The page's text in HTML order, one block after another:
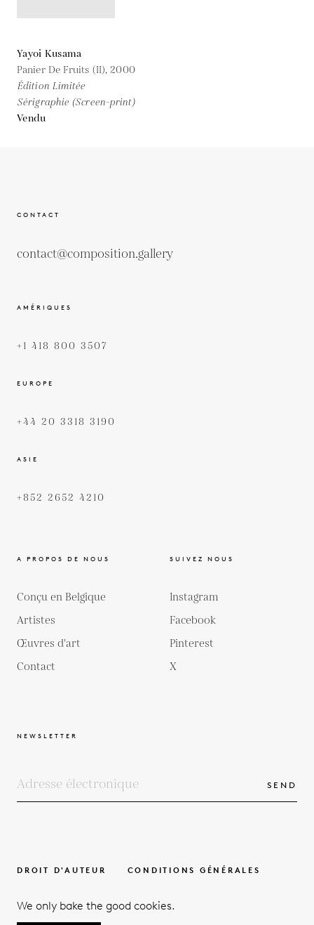
Yayoi Kusama
Panier De Fruits (II),2000
Édition Limitée
Sérigraphie (Screen-print)
Vendu
CONTACT
contact@composition.gallery
AMÉRIQUES
+1 418 800 3507
EUROPE
+44 20 3318 3190
ASIE
+852 2652 4210
A PROPOS DE NOUS
Conçu en Belgique
Artistes
Œuvres d'art
Contact
SUIVEZ NOUS
Instagram
Facebook
Pinterest
X
NEWSLETTER
SEND
DROIT D'AUTEUR CONDITIONS GÉNÉRALES
We only bake the good cookies.